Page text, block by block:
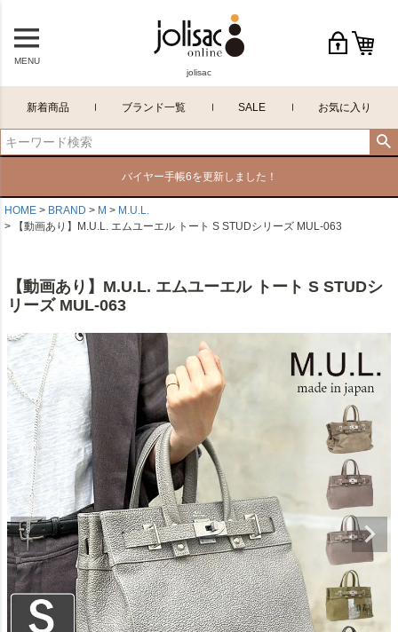
MENU
jolisac
新着商品 ブランド一覧 SALE お気に入り
バイヤー手帳6を更新しました！
HOME BRAND M
M.U.L.
【動画あり】M.U.L. エムユーエル トート S STUDシリーズ MUL-063
【動画あり】M.U.L. エムユーエル トート S STUDシ
リーズ MUL-063